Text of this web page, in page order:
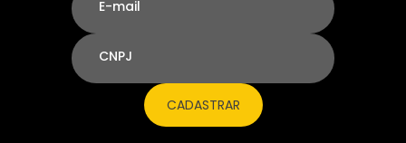
E-mail
CNPJ
CADASTRAR